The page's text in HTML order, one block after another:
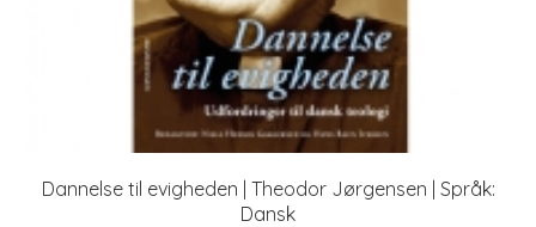
Dannelse til evigheden | Theodor Jørgensen | Språk:
Dansk